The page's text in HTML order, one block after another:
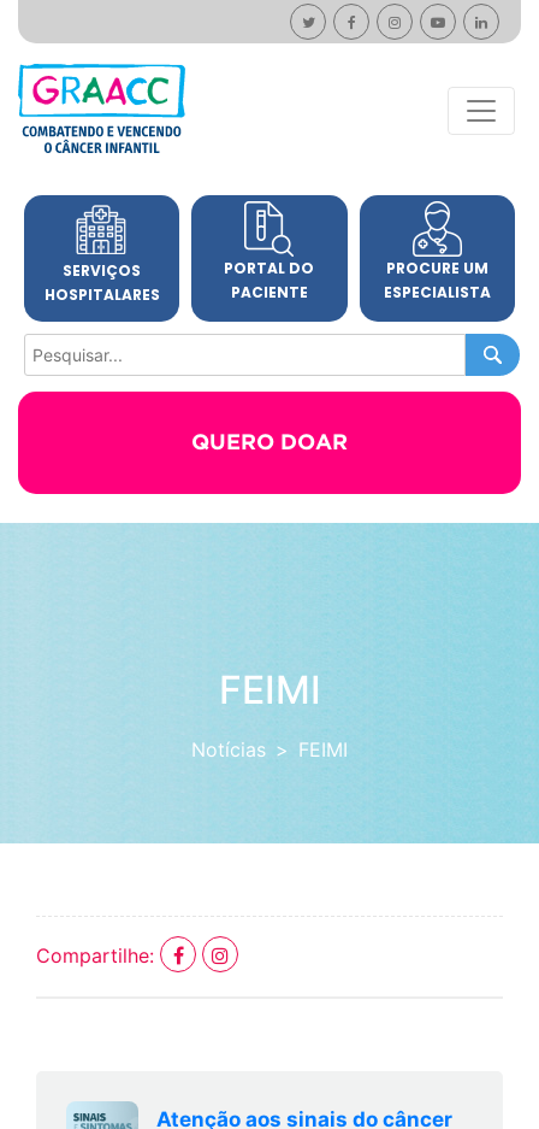
SERVIÇOS
HOSPITALARES
PORTAL DO
PACIENTE
PROCURE UM
ESPECIALISTA
QUERO DOAR
FEIMI
Notícias FEIMI
Compartilhe:
Atenção aos sinais do câncer